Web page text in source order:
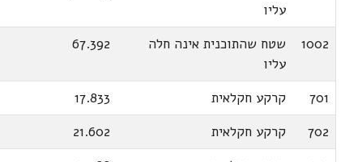
עליו
1002
שטח שהתוכנית אינה חלה
עליו
67.392
701 קרקע חקלאית
17.833
702
קרקע חקלאית
21.602